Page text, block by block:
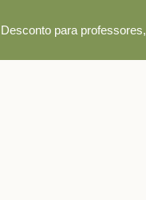
Desconto para professores,